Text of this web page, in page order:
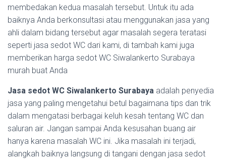
membedakan kedua masalah tersebut. Untuk itu ada
baiknya Anda berkonsultasi atau menggunakan jasa yang
ahli dalam bidang tersebut agar masalah segera teratasi
seperti jasa sedot WC dari kami, di tambah kami juga
memberikan harga sedot WC Siwalankerto Surabaya
murah buat Anda
Jasa sedot WC Siwalankerto Surabaya adalah penyedia
jasa yang paling mengetahui betul bagaimana tips dan trik
dalam mengatasi berbagai keluh kesah tentang WC dan
saluran air. Jangan sampai Anda kesusahan buang air
hanya karena masalah WC ini. Jika masalah ini terjadi,
alangkah baiknya langsung di tangani dengan jasa sedot